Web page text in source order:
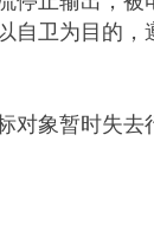
卫为目的
象暂时失去